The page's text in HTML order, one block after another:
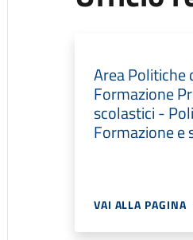
Area Politiche
Formazione
scolastici -
Formazione e
VAI ALLA PAGINA